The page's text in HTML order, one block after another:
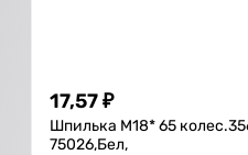
17,57₽
Шпилька М18* 65
75026,Бел,